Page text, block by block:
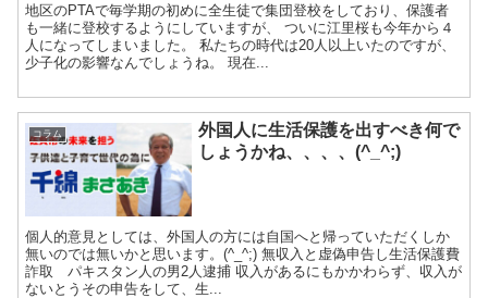
地区のPTAで毎学期の初めに全生徒で集団登校をしており、保護者
も一緒に登校するようにしていますが、 ついに江里桜も今年から４
人になってしまいました。 私たちの時代は20人以上いたのですが、
少子化の影響なんでしょうね。 現在...
コラム
外国人に生活保護を出すべき何で
しょうかね、、、、(^_^;)
個人的意見としては、外国人の方には自国へと帰っていただくしか
無いのでは無いかと思います。(^_^;) 無収入と虚偽申告し生活保護費
詐取 パキスタン人の男2人逮捕 収入があるにもかかわらず、収入が
ないとうその申告をして、生...